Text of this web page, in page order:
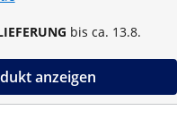
bis ca. 13.8.
anzeigen